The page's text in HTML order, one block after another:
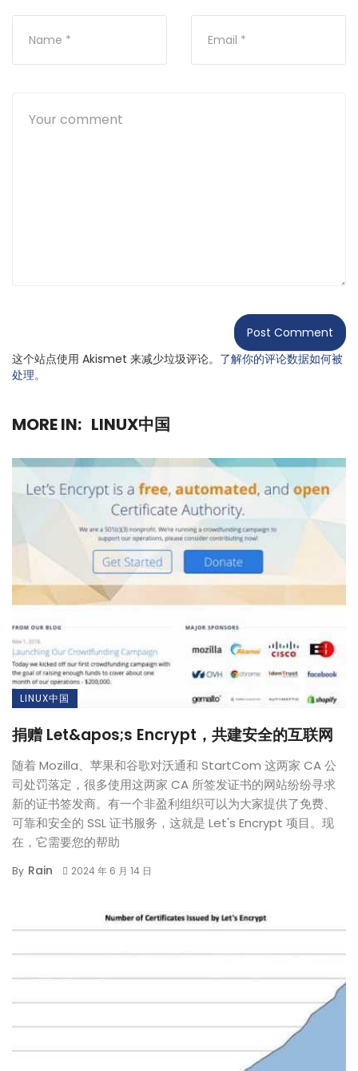
这个站点使用 Akismet 来减少垃圾评论。 了解你的评论数据如何被
处理。
MORE IN: LINUX中国
LINUX中国
捐赠 Let&apos;s Encrypt，共建安全的互联网
随着 Mozilla、苹果和谷歌对沃通和 StartCom 这两家 CA 公
司处罚落定，很多使用这两家 CA 所签发证书的网站纷纷寻求
新的证书签发商。有一个非盈利组织可以为大家提供了免费、
可靠和安全的 SSL 证书服务，这就是 Let's Encrypt 项目。现
在，它需要您的帮助
By Rain 2024 年 6 月 14 日